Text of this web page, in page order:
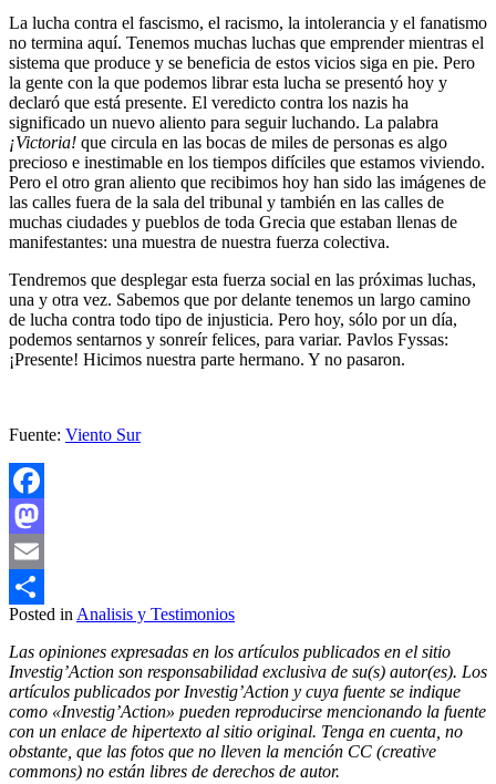
La lucha contra el fascismo, el racismo, la intolerancia y el fanatismo
no termina aquí. Tenemos muchas luchas que emprender mientras el
sistema que produce y se beneficia de estos vicios siga en pie. Pero
la gente con la que podemos librar esta lucha se presentó hoy y
declaró que está presente. El veredicto contra los nazis ha
significado un nuevo aliento para seguir luchando. La palabra
¡Victoria! que circula en las bocas de miles de personas es algo
precioso e inestimable en los tiempos difíciles que estamos viviendo.
Pero el otro gran aliento que recibimos hoy han sido las imágenes de
las calles fuera de la sala del tribunal y también en las calles de
muchas ciudades y pueblos de toda Grecia que estaban llenas de
manifestantes: una muestra de nuestra fuerza colectiva.
Tendremos que desplegar esta fuerza social en las próximas luchas,
una y otra vez. Sabemos que por delante tenemos un largo camino
de lucha contra todo tipo de injusticia. Pero hoy, sólo por un día,
podemos sentarnos y sonreír felices, para variar. Pavlos Fyssas:
¡Presente! Hicimos nuestra parte hermano. Y no pasaron.
Fuente: Viento Sur
Facebook
Mastodon
Email
Compartir
Posted in Analisis y Testimonios
Las opiniones expresadas en los artículos publicados en el sitio
Investig’Action son responsabilidad exclusiva de su(s) autor(es). Los
artículos publicados por Investig’Action y cuya fuente se indique
como «Investig’Action» pueden reproducirse mencionando la fuente
con un enlace de hipertexto al sitio original. Tenga en cuenta, no
obstante, que las fotos que no lleven la mención CC (creative
commons) no están libres de derechos de autor.